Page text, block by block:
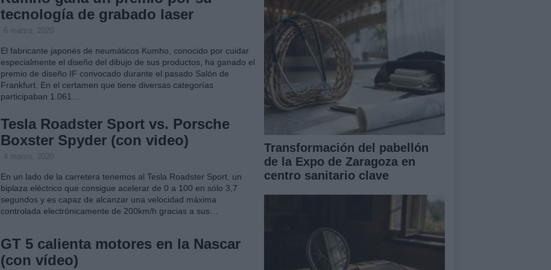
tecnología de grabado laser
6 marzo, 2020
El fabricante japonés de neumáticos Kumho, conocido por cuidar
especialmente el diseño del dibujo de sus productos, ha ganado el
premio de diseño IF convocado durante el pasado Salón de
Frankfurt. En el certamen que tiene diversas categorías
participaban 1.061…
Tesla Roadster Sport vs. Porsche
Boxster Spyder (con video)
4 marzo, 2020
En un lado de la carretera tenemos al Tesla Roadster Sport, un
biplaza eléctrico que consigue acelerar de 0 a 100 en sólo 3,7
segundos y es capaz de alcanzar una velocidad máxima
controlada electrónicamente de 200km/h gracias a sus…
GT 5 calienta motores en la Nascar
(con vídeo)
Transformación del pabellón
de la Expo de Zaragoza en
centro sanitario clave